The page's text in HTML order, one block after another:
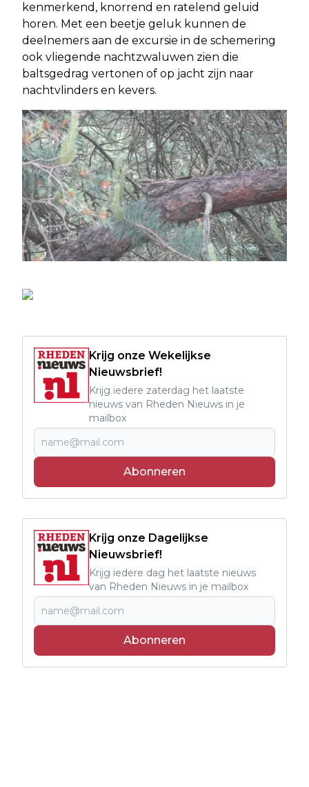
kenmerkend, knorrend en ratelend geluid
horen. Met een beetje geluk kunnen de
deelnemers aan de excursie in de schemering
ook vliegende nachtzwaluwen zien die
baltsgedrag vertonen of op jacht zijn naar
nachtvlinders en kevers.
Krijg onze Wekelijkse
Nieuwsbrief!
Krijg iedere zaterdag het laatste
nieuws van Rheden Nieuws in je
mailbox
Abonneren
Krijg onze Dagelijkse
Nieuwsbrief!
Krijg iedere dag het laatste nieuws
van Rheden Nieuws in je mailbox
Abonneren